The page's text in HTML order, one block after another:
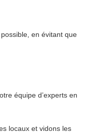
en évitant que
équipe d’experts en
locaux et vidons les